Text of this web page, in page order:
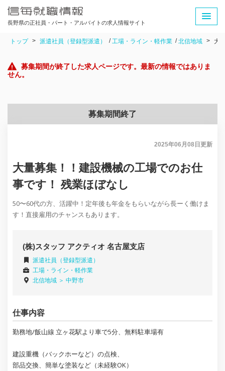
長野県の正社員・パート・アルバイトの求人情報サイト
トップ 派遣社員（登録型派遣） 工場・ライン・軽作業 北信地域 大
募集期間が終了した求人ページです。最新の情報ではありま
せん。
募集期間終了
2025年06月08日 更新
大量募集！！建設機械の工場でのお仕
事です！ 残業ほぼなし
50〜60代の方、活躍中！定年後も年金をもらいながら長ーく働けま
す！直接雇用のチャンスもあります。
(株)スタッフ アクティオ 名古屋支店
派遣社員（登録型派遣）
工場・ライン・軽作業
北信地域 ＞ 中野市
仕事内容
勤務地/飯山線 立ヶ花駅より車で5分、無料駐車場有
建設重機（バックホーなど）の点検、
部品交換、簡単な塗装など（未経験OK）